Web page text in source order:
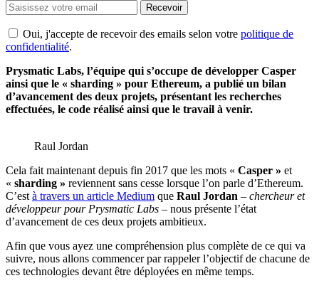
Recevoir
Oui, j'accepte de recevoir des emails selon votre politique de
confidentialité.
Prysmatic Labs, l’équipe qui s’occupe de développer Casper
ainsi que le « sharding » pour Ethereum, a publié un bilan
d’avancement des deux projets, présentant les recherches
effectuées, le code réalisé ainsi que le travail à venir.
Raul Jordan
Cela fait maintenant depuis fin 2017 que les mots « Casper » et
« sharding » reviennent sans cesse lorsque l’on parle d’Ethereum.
C’est à travers un article Medium que Raul Jordan – chercheur et
développeur pour Prysmatic Labs – nous présente l’état
d’avancement de ces deux projets ambitieux.
Afin que vous ayez une compréhension plus complète de ce qui va
suivre, nous allons commencer par rappeler l’objectif de chacune de
ces technologies devant être déployées en même temps.